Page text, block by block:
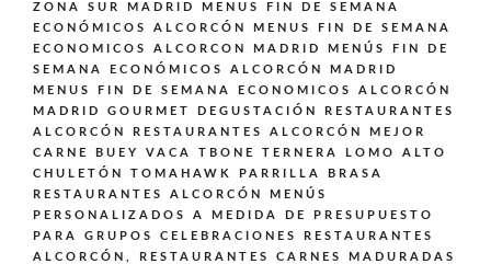
ZONA SUR MADRID
MENUS FIN DE SEMANA
ECONÓMICOS ALCORCÓN
MENUS FIN DE SEMANA
ECONOMICOS ALCORCON MADRID
MENÚS FIN DE
SEMANA ECONÓMICOS ALCORCÓN MADRID
MENUS FIN DE SEMANA ECONOMICOS ALCORCÓN
MADRID GOURMET DEGUSTACIÓN
RESTAURANTES
ALCORCÓN
RESTAURANTES ALCORCÓN MEJOR
CARNE BUEY VACA TBONE TERNERA LOMO ALTO
CHULETÓN TOMAHAWK PARRILLA BRASA
RESTAURANTES ALCORCÓN MENÚS
PERSONALIZADOS A MEDIDA DE PRESUPUESTO
PARA GRUPOS CELEBRACIONES
RESTAURANTES
ALCORCÓN,
RESTAURANTES CARNES MADURADAS